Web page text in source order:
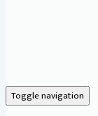
Toggle navigation